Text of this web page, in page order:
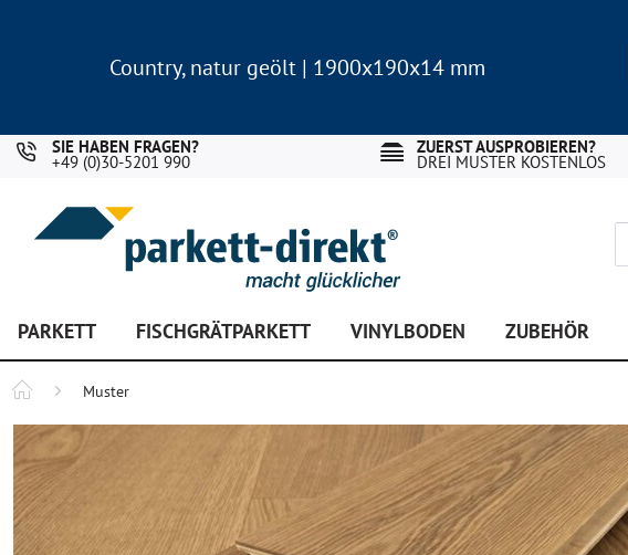
Country, natur geölt | 1900x190x14 mm
SIE HABEN FRAGEN?
+49 (0)30-5201 990
ZUERST AUSPROBIEREN?
DREI MUSTER KOSTENLOS
PARKETT FISCHGRÄTPARKETT VINYLBODEN ZUBEHÖR
Muster